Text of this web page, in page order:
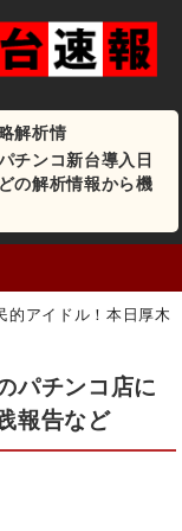
解析情
チンコ新台導入日
の解析情報から機
的アイドル！本日厚木
パチンコ店に
報告など